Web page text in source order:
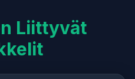
Liittyvät